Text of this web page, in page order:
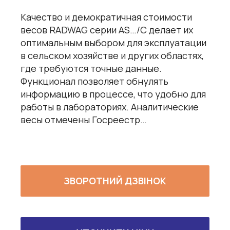
Качество и демократичная стоимости
весов RADWAG серии AS…/C делает их
оптимальным выбором для эксплуатации
в сельском хозяйстве и других областях,
где требуются точные данные.
Функционал позволяет обнулять
информацию в процессе, что удобно для
работы в лабораториях. Аналитические
весы отмечены Госреестр…
ЗВОРОТНИЙ ДЗВІНОК